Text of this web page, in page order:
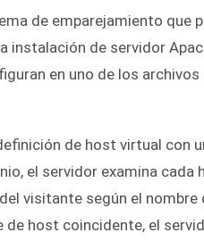
de emparejamiento
instalación de servidor
en uno de los
de host virtual con
el servidor examina
visitante según el nombre
de host coincidente, el